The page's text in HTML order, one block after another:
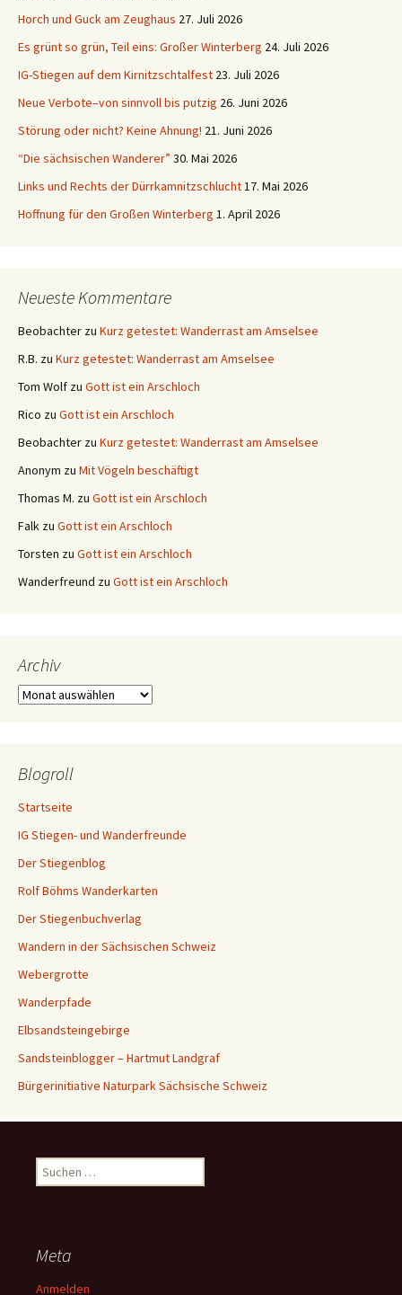
Horch und Guck am Zeughaus 27. Juli 2026
Es grünt so grün, Teil eins: Großer Winterberg 24. Juli 2026
IG-Stiegen auf dem Kirnitzschtalfest 23. Juli 2026
Neue Verbote–von sinnvoll bis putzig 26. Juni 2026
Störung oder nicht? Keine Ahnung! 21. Juni 2026
“Die sächsischen Wanderer” 30. Mai 2026
Links und Rechts der Dürrkamnitzschlucht17. Mai 2026
Hoffnung für den Großen Winterberg 1. April 2026
Neueste Kommentare
Beobachter zu Kurz getestet: Wanderrast am Amselsee
R.B. zu Kurz getestet: Wanderrast am Amselsee
Tom Wolf zu Gott ist ein Arschloch
Rico zu Gott ist ein Arschloch
Beobachter zu Kurz getestet: Wanderrast am Amselsee
Anonym zu Mit Vögeln beschäftigt
Thomas M. zu Gott ist ein Arschloch
Falk zu Gott ist ein Arschloch
Torsten zu Gott ist ein Arschloch
Wanderfreund zu Gott ist ein Arschloch
Archiv
Archiv
Blogroll
Startseite
IG Stiegen- und Wanderfreunde
Der Stiegenblog
Rolf Böhms Wanderkarten
Der Stiegenbuchverlag
Wandern in der Sächsischen Schweiz
Webergrotte
Wanderpfade
Elbsandsteingebirge
Sandsteinblogger – Hartmut Landgraf
Bürgerinitiative Naturpark Sächsische Schweiz
Suchen
nach:
Meta
Anmelden